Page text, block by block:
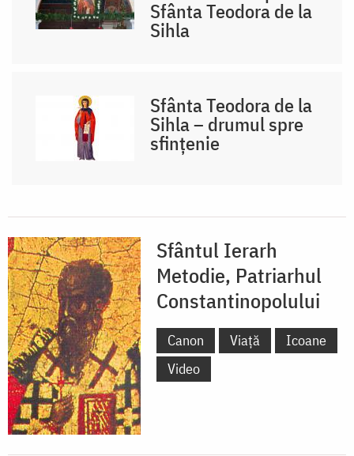
Sfânta Teodora de la
Sihla
Sfânta Teodora de la
Sihla – drumul spre
sfințenie
Sfântul Ierarh
Metodie, Patriarhul
Constantinopolului
Canon Viață
Icoane
Video